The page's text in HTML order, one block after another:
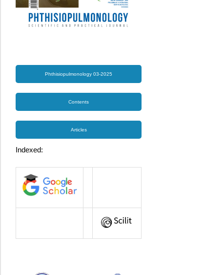
Phthisiopulmonology 03-2025
Contents
Articles
Indexed: